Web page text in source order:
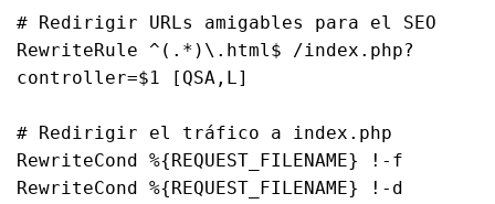
# Redirigir URLs amigables para el SEO
RewriteRule ^(.*)\.html$ /index.php?
controller=$1 [QSA,L]
# Redirigir el tráfico a index.php
RewriteCond %{REQUEST_FILENAME} !-f
RewriteCond %{REQUEST_FILENAME} !-d